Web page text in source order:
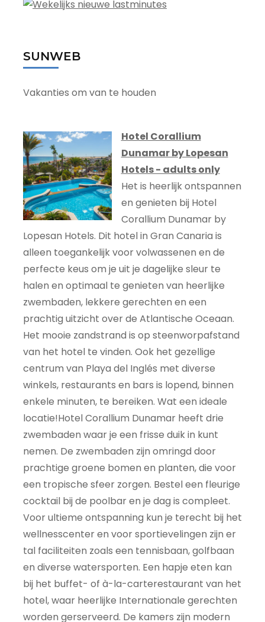
SUNWEB
Vakanties om van te houden
Hotel Corallium
Dunamar by Lopesan
Hotels - adults only
Het is heerlijk ontspannen
en genieten bij Hotel
Corallium Dunamar by
Lopesan Hotels. Dit hotel in Gran Canaria is
alleen toegankelijk voor volwassenen en de
perfecte keus om je uit je dagelijke sleur te
halen en optimaal te genieten van heerlijke
zwembaden, lekkere gerechten en een
prachtig uitzicht over de Atlantische Oceaan.
Het mooie zandstrand is op steenworpafstand
van het hotel te vinden. Ook het gezellige
centrum van Playa del Inglés met diverse
winkels, restaurants en bars is lopend, binnen
enkele minuten, te bereiken. Wat een ideale
locatie!Hotel Corallium Dunamar heeft drie
zwembaden waar je een frisse duik in kunt
nemen. De zwembaden zijn omringd door
prachtige groene bomen en planten, die voor
een tropische sfeer zorgen. Bestel een fleurige
cocktail bij de poolbar en je dag is compleet.
Voor ultieme ontspanning kun je terecht bij het
wellnesscenter en voor sportievelingen zijn er
tal faciliteiten zoals een tennisbaan, golfbaan
en diverse watersporten. Een hapje eten kan
bij het buffet- of à-la-carterestaurant van het
hotel, waar heerlijke Internationale gerechten
worden gerserveerd. De kamers zijn modern